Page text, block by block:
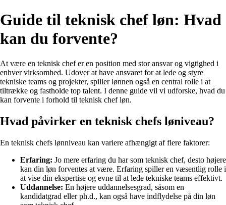
Guide til teknisk chef løn: Hvad
kan du forvente?
At være en teknisk chef er en position med stor ansvar og vigtighed i
enhver virksomhed. Udover at have ansvaret for at lede og styre
tekniske teams og projekter, spiller lønnen også en central rolle i at
tiltrække og fastholde top talent. I denne guide vil vi udforske, hvad du
kan forvente i forhold til teknisk chef løn.
Hvad påvirker en teknisk chefs løniveau?
En teknisk chefs lønniveau kan variere afhængigt af flere faktorer:
Erfaring: Jo mere erfaring du har som teknisk chef, desto højere
kan din løn forventes at være. Erfaring spiller en væsentlig rolle i
at vise din ekspertise og evne til at lede tekniske teams effektivt.
Uddannelse: En højere uddannelsesgrad, såsom en
kandidatgrad eller ph.d., kan også have indflydelse på din løn